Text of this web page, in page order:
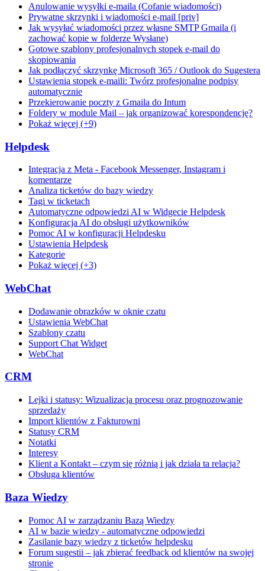
Anulowanie wysyłki e-maila (Cofanie wiadomości)
Prywatne skrzynki i wiadomości e-mail [priv]
Jak wysyłać wiadomości przez własne SMTP Gmaila (i
zachować kopie w folderze Wysłane)
Gotowe szablony profesjonalnych stopek e-mail do
skopiowania
Jak podłączyć skrzynkę Microsoft 365 / Outlook do Sugestera
Ustawienia stopek e-maili: Twórz profesjonalne podpisy
automatycznie
Przekierowanie poczty z Gmaila do Intum
Foldery w module Mail – jak organizować korespondencję?
Pokaż więcej (+9)
Helpdesk
Integracja z Meta - Facebook Messenger, Instagram i
komentarze
Analiza ticketów do bazy wiedzy
Tagi w ticketach
Automatyczne odpowiedzi AI w Widgecie Helpdesk
Konfiguracja AI do obsługi użytkowników
Pomoc AI w konfiguracji Helpdesku
Ustawienia Helpdesk
Kategorie
Pokaż więcej (+3)
WebChat
Dodawanie obrazków w oknie czatu
Ustawienia WebChat
Szablony czatu
Support Chat Widget
WebChat
CRM
Lejki i statusy: Wizualizacja procesu oraz prognozowanie
sprzedaży
Import klientów z Fakturowni
Statusy CRM
Notatki
Interesy
Klient a Kontakt – czym się różnią i jak działa ta relacja?
Obsługa klientów
Baza Wiedzy
Pomoc AI w zarządzaniu Bazą Wiedzy
AI w bazie wiedzy - automatyczne odpowiedzi
Zasilanie bazy wiedzy z ticketów helpdesku
Forum sugestii – jak zbierać feedback od klientów na swojej
stronie